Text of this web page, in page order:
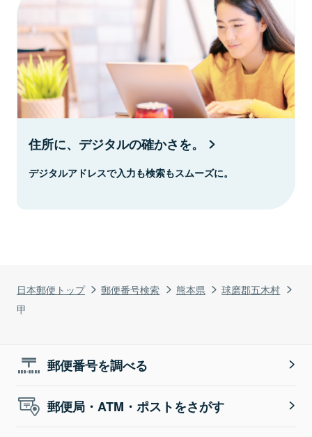
日本郵便トップ 郵便番号検索 熊本県
球磨郡五木村
甲
住所に、デジタルの確かさを。
デジタルアドレスで入力も検索もスムーズに。
郵便番号を調べる
郵便局・ATM・ポストをさがす